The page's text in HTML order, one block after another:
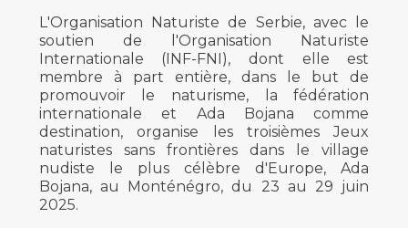
L'Organisation Naturiste de Serbie, avec le
soutien de l'Organisation Naturiste
Internationale (INF-FNI), dont elle est
membre à part entière, dans le but de
promouvoir le naturisme, la fédération
internationale et Ada Bojana comme
destination, organise les troisièmes Jeux
naturistes sans frontières dans le village
nudiste le plus célèbre d'Europe, Ada
Bojana, au Monténégro, du 23 au 29 juin
2025.